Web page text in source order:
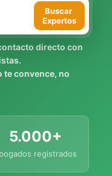
Buscar
Expertos
directo con
te convence, no
5.000+
registrados